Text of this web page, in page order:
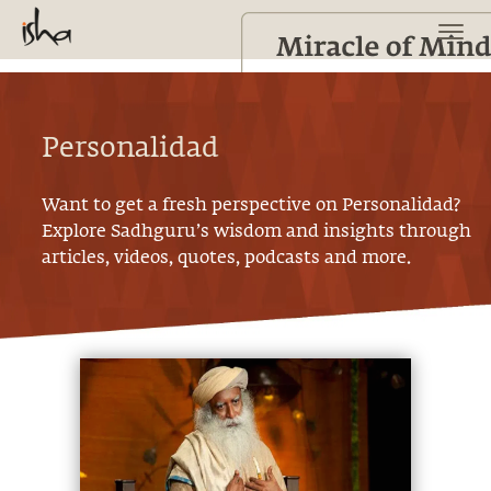
Personalidad
Want to get a fresh perspective onPersonalidad?
Explore Sadhguru’s wisdom and insights through
articles, videos, quotes, podcasts and more.